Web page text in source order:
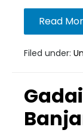
Read
Filed under: